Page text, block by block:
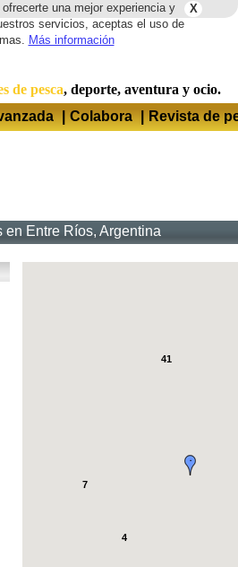
X
una mejor experiencia y
servicios, aceptas el uso de
Más información
de pesca, deporte, aventura y ocio.
| Colabora | Revista de
en Entre Ríos, Argentina
7
41
4